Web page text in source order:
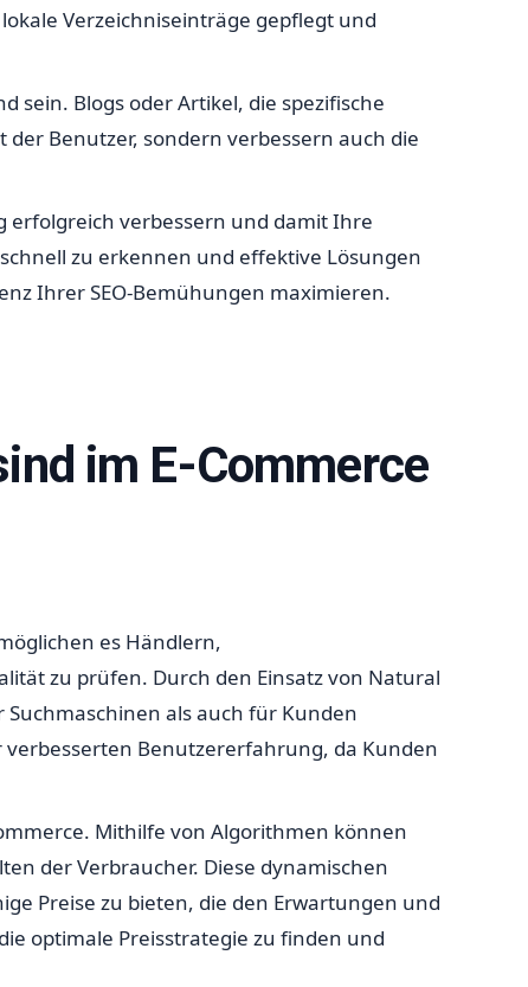
Verzeichniseinträge gepflegt und
Blogs oder Artikel, die spezifische
Benutzer, sondern verbessern auch die
erfolgreich verbessern und damit Ihre
zu erkennen und effektive Lösungen
Ihrer SEO-Bemühungen maximieren.
im E-Commerce
es Händlern,
zu prüfen. Durch den Einsatz von Natural
als auch für Kunden
verbesserten Benutzererfahrung, da Kunden
Mithilfe von Algorithmen können
der Verbraucher. Diese dynamischen
Preise zu bieten, die den Erwartungen und
optimale Preisstrategie zu finden und